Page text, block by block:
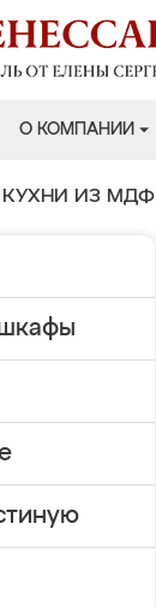
О КОМПАНИИ
КУХНИ ИЗ МДФ